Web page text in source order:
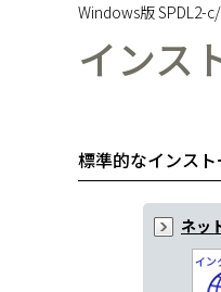
Windows版 SPDL2-
インス
標準的なインス
ネッ